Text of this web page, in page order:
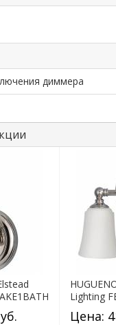
диммера
Lighting
Цена: